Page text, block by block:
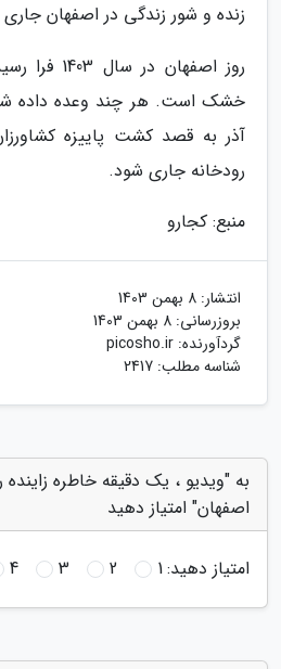
زنده و شور زندگی در اصفهان
روز اصفهان
خشک است. هر چند وعده داده
آذر به قصد کشت پاییزه
رودخانه جاری شود.
منبع: کجارو
انتشار: 8 بهمن 1403
بروزرسانی: 8 بهمن 1403
گردآورنده: picosho.ir
شناسه مطلب: 2417
به "ویدیو ، یک دقیقه خاطره
اصفهان" امتیاز دهید
امتیاز دهید:1
2
3
4